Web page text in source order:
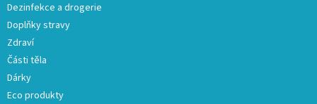
Dezinfekce a drogerie
Doplňky stravy
Zdraví
Části těla
Dárky
Eco produkty